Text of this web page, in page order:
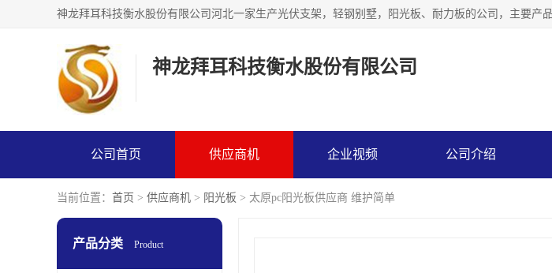
神龙拜耳科技衡水股份有限公司
公司首页 供应商机 企业视频 公司介绍
当前位置： 首页 > 供应商机 > 阳光板 > 太原pc阳光板供应商 维护简单
产品分类 Product